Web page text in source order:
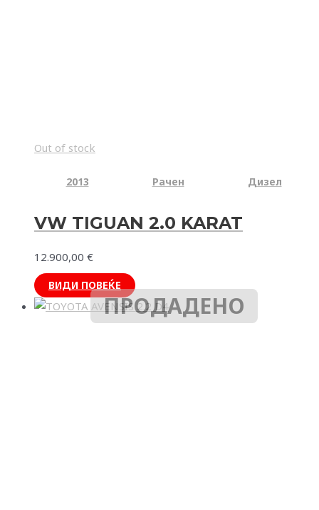
Out of stock
2013 Рачен Дизел
VW TIGUAN 2.0 KARAT
12.900,00 €
ВИДИ ПОВЕЌЕ
ПРОДАДЕНО